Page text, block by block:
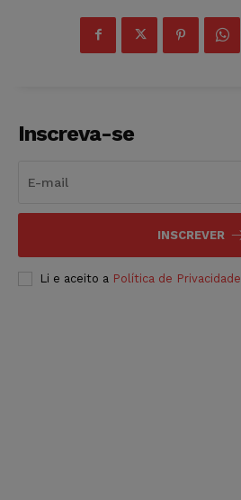
Inscreva-se
INSCREVER
Li e aceito a Política de Privacidade